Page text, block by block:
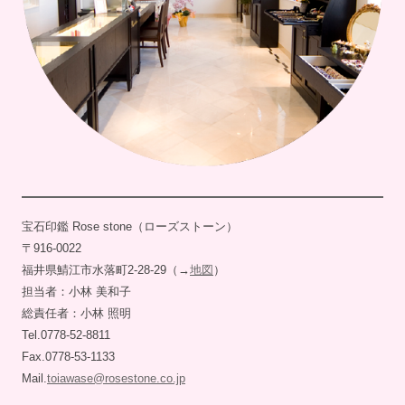
宝石印鑑 Rose stone（ローズストーン）
〒916-0022
福井県鯖江市水落町2-28-29（→地図 ）
担当者：小林 美和子
総責任者：小林 照明
Tel.0778-52-8811
Fax.0778-53-1133
Mail. toiawase@rosestone.co.jp